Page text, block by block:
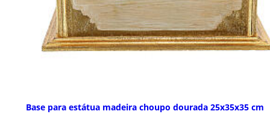
Base para estátua madeira choupo dourada 25x35x35 cm